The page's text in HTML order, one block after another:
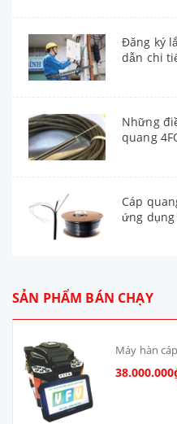
Đăng ký
dẫn chi
Những
quang
Cáp
ứng
SẢN PHẨM BÁN CHẠY
Máy hàn